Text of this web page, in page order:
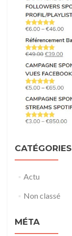
CATÉGORIES
Actu
Non classé
MÉTA